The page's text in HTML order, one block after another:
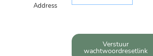
Address
Verstuur
wachtwoordresetlink